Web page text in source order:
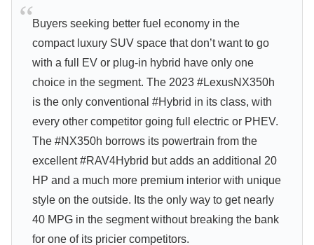
Buyers seeking better fuel economy in the
compact luxury SUV space that don’t want to go
with a full EV or plug-in hybrid have only one
choice in the segment. The 2023 #LexusNX350h
is the only conventional #Hybrid in its class, with
every other competitor going full electric or PHEV.
The #NX350h borrows its powertrain from the
excellent #RAV4Hybrid but adds an additional 20
HP and a much more premium interior with unique
style on the outside. Its the only way to get nearly
40 MPG in the segment without breaking the bank
for one of its pricier competitors.